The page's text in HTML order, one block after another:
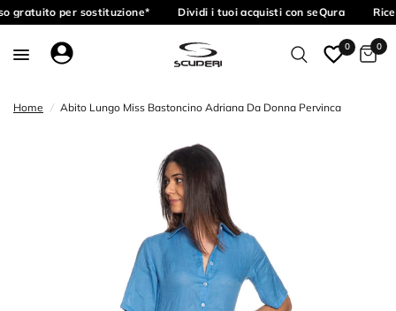
gratuito per sostituzione* Dividi i tuoi acquisti con seQura
0 0
Home / Abito Lungo Miss Bastoncino Adriana Da Donna Pervinca